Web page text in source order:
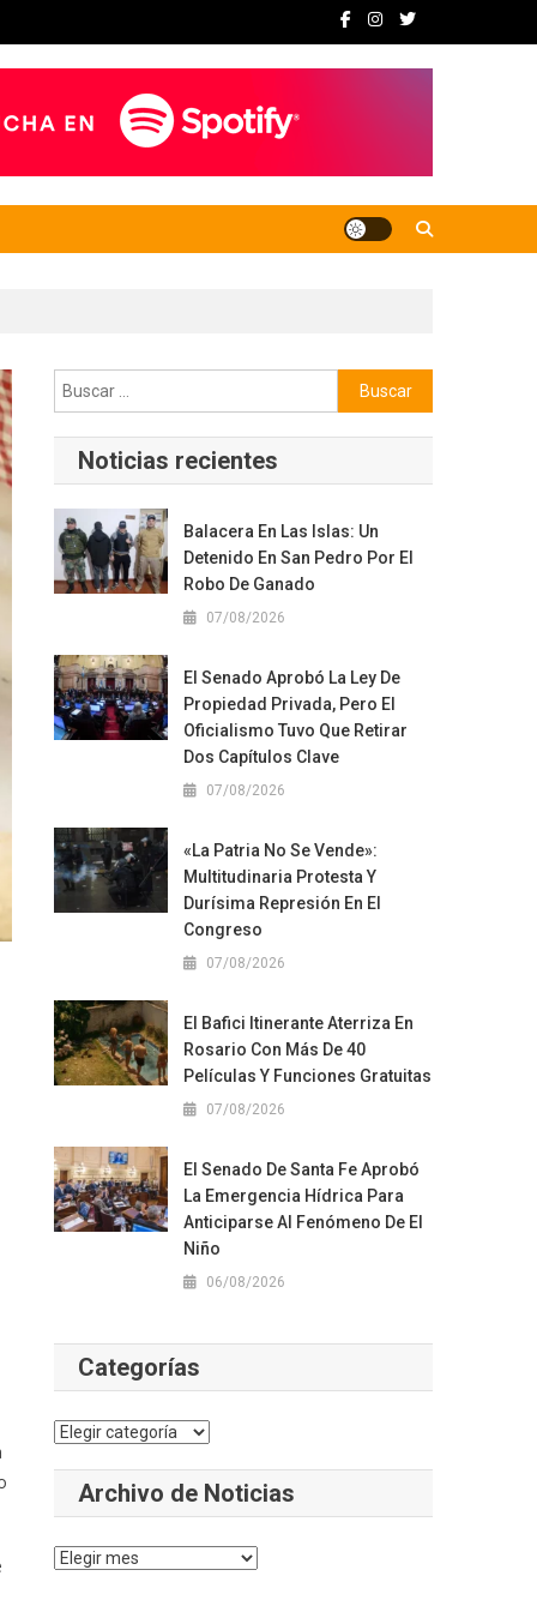
Buscar:
Noticias recientes
Balacera En Las Islas: Un
Detenido En San Pedro Por El
Robo De Ganado
07/08/2026
El Senado Aprobó La Ley De
Propiedad Privada, Pero El
Oficialismo Tuvo Que Retirar
Dos Capítulos Clave
07/08/2026
«La Patria No Se Vende»:
Multitudinaria Protesta Y
Durísima Represión En El
Congreso
07/08/2026
El Bafici Itinerante Aterriza En
Rosario Con Más De 40
Películas Y Funciones Gratuitas
07/08/2026
El Senado De Santa Fe Aprobó
La Emergencia Hídrica Para
Anticiparse Al Fenómeno De El
Niño
06/08/2026
Categorías
Categorías
Archivo de Noticias
Archivo